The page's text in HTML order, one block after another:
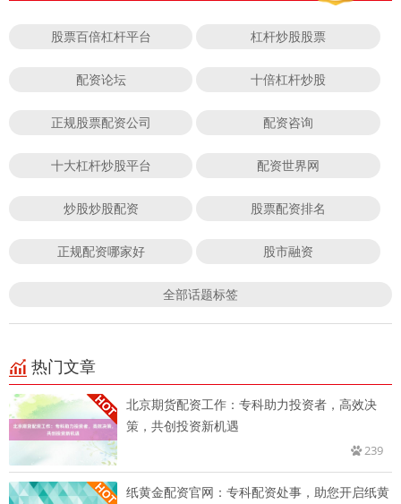
股票百倍杠杆平台 杠杆炒股股票
配资论坛 十倍杠杆炒股
正规股票配资公司 配资咨询
十大杠杆炒股平台 配资世界网
炒股炒股配资 股票配资排名
正规配资哪家好 股市融资
全部话题标签
热门文章
北京期货配资工作：专科助力投资者，高效决
策，共创投资新机遇
239
纸黄金配资官网：专科配资处事，助您开启纸黄